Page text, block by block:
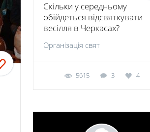
Скільки у середньому
обійдеться відсвяткувати
весілля в Черкасах?
Організація свят
5615 3 4